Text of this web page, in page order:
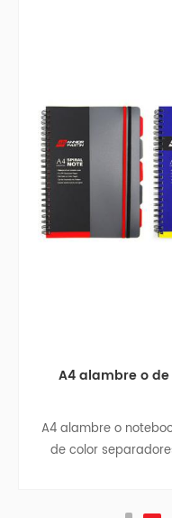
A4 alambre o
A4 alambre o
de color